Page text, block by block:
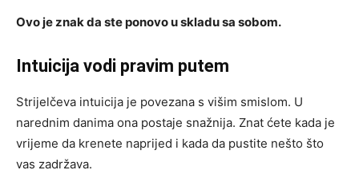
Ovo je znak da ste ponovo u skladu sa sobom.
Intuicija vodi pravim putem
Strijelčeva intuicija je povezana s višim smislom. U
narednim danima ona postaje snažnija. Znat ćete kada je
vrijeme da krenete naprijed i kada da pustite nešto što
vas zadržava.